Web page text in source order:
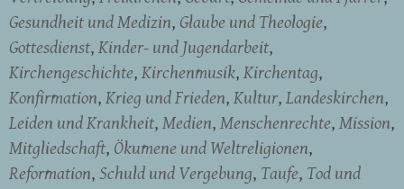
Gesundheit und Medizin Glaube und Theologie
Gottesdienst Kinder- und Jugendarbeit
Kirchengeschichte Kirchenmusik Kirchentag
Konfirmation Krieg und Frieden Kultur Landeskirchen
Leiden und Krankheit Medien Menschenrechte Mission
Mitgliedschaft Ökumene und Weltreligionen
Reformation Schuld und Vergebung Taufe Tod und